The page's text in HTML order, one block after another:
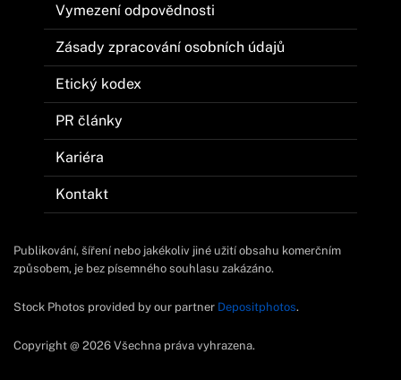
Vymezení odpovědnosti
Zásady zpracování osobních údajů
Etický kodex
PR články
Kariéra
Kontakt
Publikování, šíření nebo jakékoliv jiné užití obsahu komerčním
způsobem, je bez písemného souhlasu zakázáno.
Stock Photos provided by our partner Depositphotos.
Copyright @ 2026 Všechna práva vyhrazena.